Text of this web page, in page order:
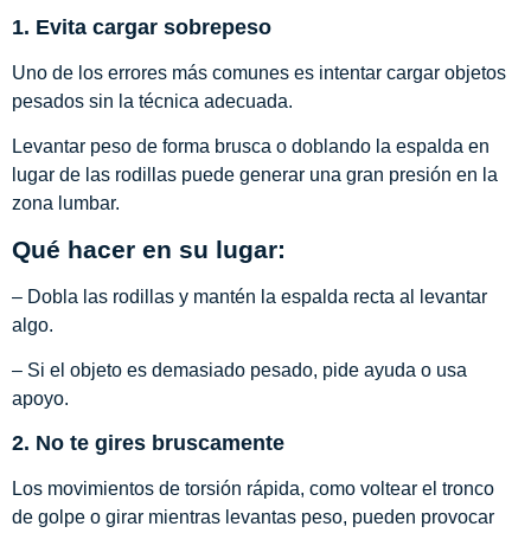
1. Evita cargar sobrepeso
Uno de los errores más comunes es intentar cargar objetos
pesados sin la técnica adecuada.
Levantar peso de forma brusca o doblando la espalda en
lugar de las rodillas puede generar una gran presión en la
zona lumbar.
Qué hacer en su lugar:
– Dobla las rodillas y mantén la espalda recta al levantar
algo.
– Si el objeto es demasiado pesado, pide ayuda o usa
apoyo.
2. No te gires bruscamente
Los movimientos de torsión rápida, como voltear el tronco
de golpe o girar mientras levantas peso, pueden provocar